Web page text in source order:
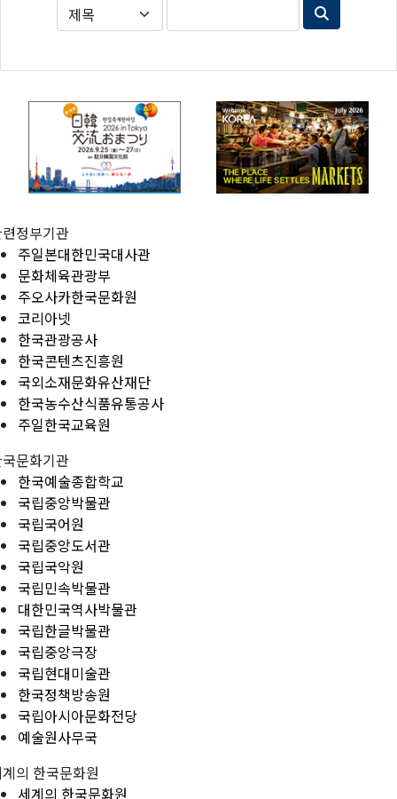
정부기관
주일본대한민국대사관
문화체육관광부
주오사카한국문화원
코리아넷
한국관광공사
한국콘텐츠진흥원
국외소재문화유산재단
한국농수산식품유통공사
주일한국교육원
문화기관
한국예술종합학교
국립중앙박물관
국립국어원
국립중앙도서관
국립국악원
국립민속박물관
대한민국역사박물관
국립한글박물관
국립중앙극장
국립현대미술관
한국정책방송원
국립아시아문화전당
예술원사무국
의 한국문화원
세계의 한국문화원